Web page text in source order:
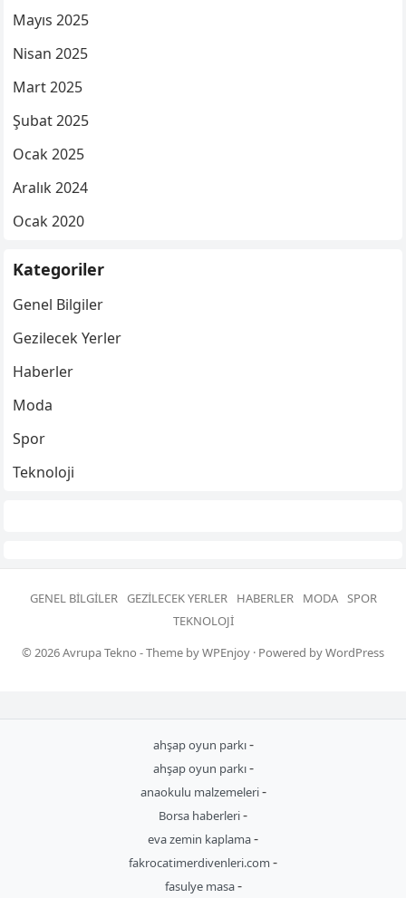
Mayıs 2025
Nisan 2025
Mart 2025
Şubat 2025
Ocak 2025
Aralık 2024
Ocak 2020
Kategoriler
Genel Bilgiler
Gezilecek Yerler
Haberler
Moda
Spor
Teknoloji
GENEL BILGILER GEZILECEK YERLER HABERLER MODA SPOR
TEKNOLOJI
© 2026Avrupa Tekno - Theme byWPEnjoy · Powered byWordPress
ahşap oyun parkı-
ahşap oyun parkı-
anaokulu malzemeleri-
Borsa haberleri-
eva zemin kaplama-
fakrocatimerdivenleri.com -
fasulye masa-